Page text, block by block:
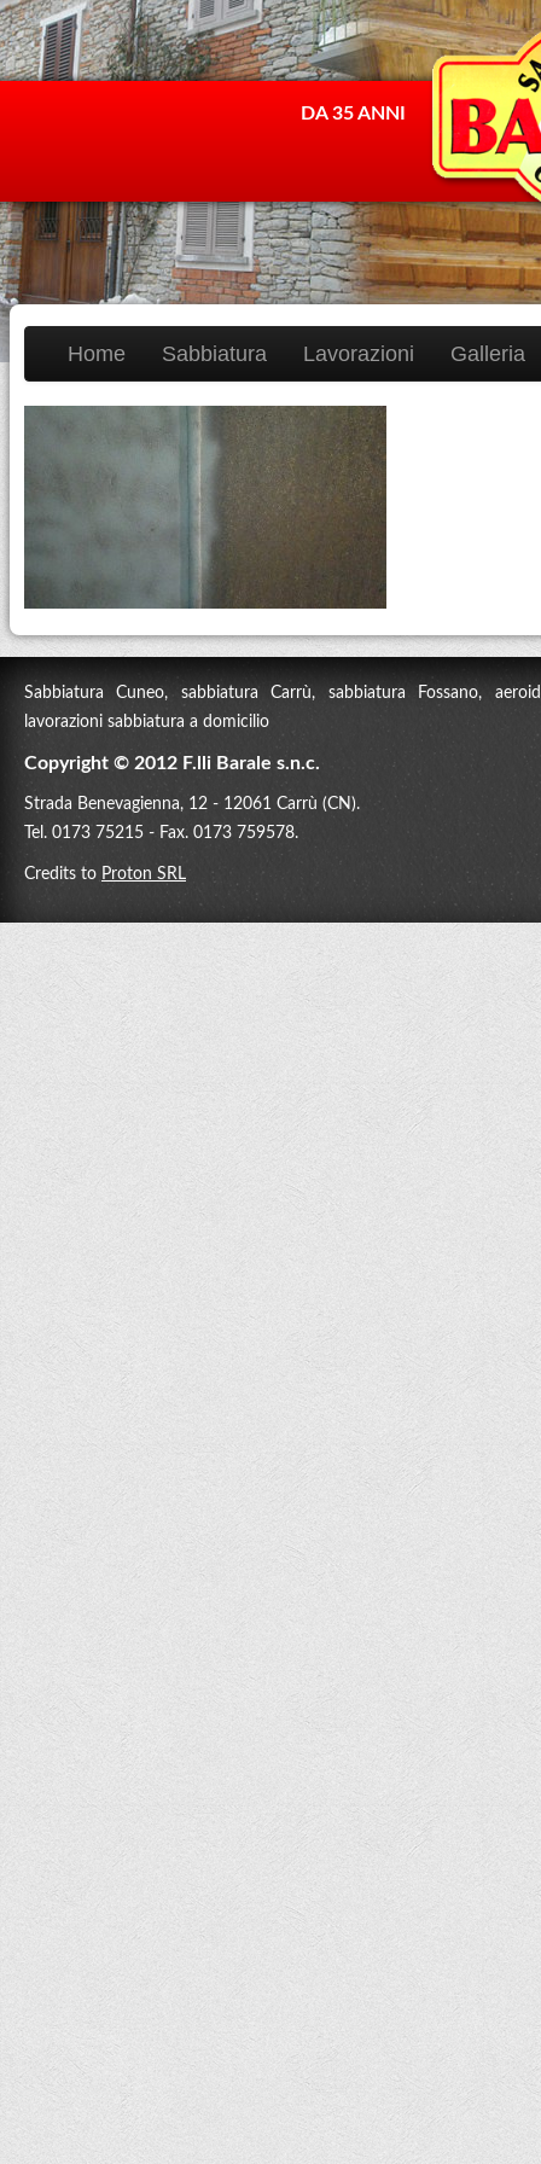
DA 35 ANNI
Home Sabbiatura Lavorazioni Galleria
Sabbiatura Cuneo, sabbiatura Carrù, sabbiatura Fossano,
lavorazioni sabbiatura a domicilio
Copyright © 2012 F.lli Barale s.n.c.
Strada Benevagienna, 12 - 12061 Carrù (CN).
Tel. 0173 75215 - Fax. 0173 759578.
Credits to Proton SRL